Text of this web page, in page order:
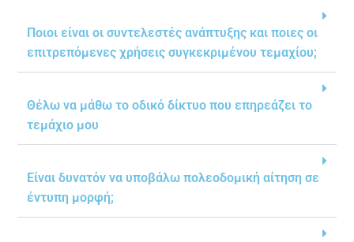
Ποιοι είναι οι συντελεστές ανάπτυξης και ποιες οι
επιτρεπόμενες χρήσεις συγκεκριμένου τεμαχίου;
Θέλω να μάθω το οδικό δίκτυο που επηρεάζει το
τεμάχιο μου
Είναι δυνατόν να υποβάλω πολεοδομική αίτηση σε
έντυπη μορφή;